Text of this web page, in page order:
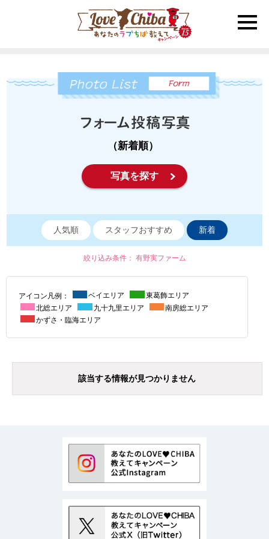
toggle
（新着順）
写真を探す
人気順 スタッフおすすめ 新着
絞り込み条件： 有野実ファーム
アイコン凡例： ベイエリア
東葛飾エリア
北総エリア
九十九里エリア
南房総エリア
かずさ・臨海エリア
該当する情報が見つかりません